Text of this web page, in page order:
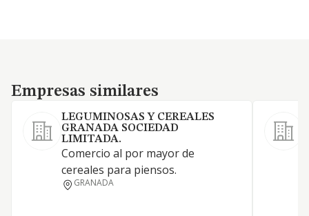
Empresas similares
Empresas similares
LEGUMINOSAS Y CEREALES
GRANADA SOCIEDAD
LIMITADA.
Comercio al por mayor de
cereales para piensos.
GRANADA